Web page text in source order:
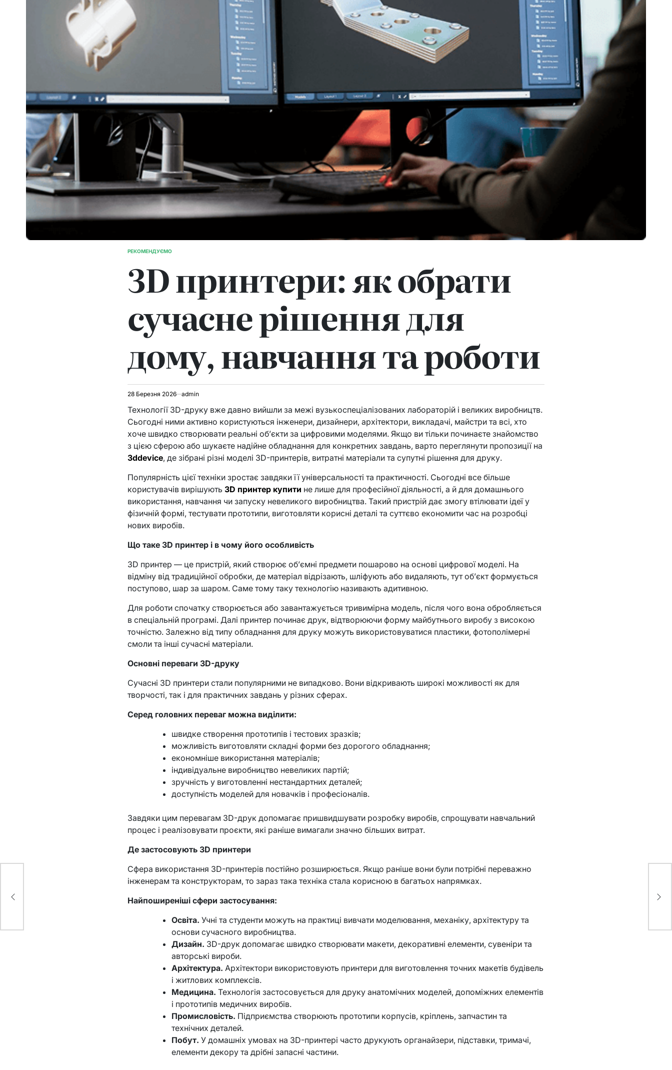
ОПУБЛІКУВАТИ
РЕКОМЕНДУЄМО
3D принтери: як обрати
сучасне рішення для
дому, навчання та роботи
28 Березня 2026 admin
Технології 3D-друку вже давно вийшли за межі вузькоспеціалізованих лабораторій і великих виробництв.
Сьогодні ними активно користуються інженери, дизайнери, архітектори, викладачі, майстри та всі, хто
хоче швидко створювати реальні об’єкти за цифровими моделями. Якщо ви тільки починаєте знайомство
з цією сферою або шукаєте надійне обладнання для конкретних завдань, варто переглянути пропозиції на
3ddevice, де зібрані різні моделі 3D-принтерів, витратні матеріали та супутні рішення для друку.
Популярність цієї техніки зростає завдяки її універсальності та практичності. Сьогодні все більше
користувачів вирішують3D принтер купити не лише для професійної діяльності, а й для домашнього
використання, навчання чи запуску невеликого виробництва. Такий пристрій дає змогу втілювати ідеї у
фізичній формі, тестувати прототипи, виготовляти корисні деталі та суттєво економити час на розробці
нових виробів.
Що таке 3D принтер і в чому його особливість
3D принтер — це пристрій, який створює об’ємні предмети пошарово на основі цифрової моделі. На
відміну від традиційної обробки, де матеріал відрізають, шліфують або видаляють, тут об’єкт формується
поступово, шар за шаром. Саме тому таку технологію називають адитивною.
Для роботи спочатку створюється або завантажується тривимірна модель, після чого вона обробляється
в спеціальній програмі. Далі принтер починає друк, відтворюючи форму майбутнього виробу з високою
точністю. Залежно від типу обладнання для друку можуть використовуватися пластики, фотополімерні
смоли та інші сучасні матеріали.
Основні переваги 3D-друку
Сучасні 3D принтери стали популярними не випадково. Вони відкривають широкі можливості як для
творчості, так і для практичних завдань у різних сферах.
Серед головних переваг можна виділити:
швидке створення прототипів і тестових зразків;
можливість виготовляти складні форми без дорогого обладнання;
економніше використання матеріалів;
індивідуальне виробництво невеликих партій;
зручність у виготовленні нестандартних деталей;
доступність моделей для новачків і професіоналів.
Завдяки цим перевагам 3D-друк допомагає пришвидшувати розробку виробів, спрощувати навчальний
процес і реалізовувати проєкти, які раніше вимагали значно більших витрат.
Де застосовують 3D принтери
Сфера використання 3D-принтерів постійно розширюється. Якщо раніше вони були потрібні переважно
інженерам та конструкторам, то зараз така техніка стала корисною в багатьох напрямках.
Найпоширеніші сфери застосування:
Освіта. Учні та студенти можуть на практиці вивчати моделювання, механіку, архітектуру та
основи сучасного виробництва.
Дизайн. 3D-друк допомагає швидко створювати макети, декоративні елементи, сувеніри та
авторські вироби.
Архітектура. Архітектори використовують принтери для виготовлення точних макетів будівель
і житлових комплексів.
Медицина. Технологія застосовується для друку анатомічних моделей, допоміжних елементів
і прототипів медичних виробів.
Промисловість. Підприємства створюють прототипи корпусів, кріплень, запчастин та
технічних деталей.
Побут. У домашніх умовах на 3D-принтері часто друкують органайзери, підставки, тримачі,
елементи декору та дрібні запасні частини.